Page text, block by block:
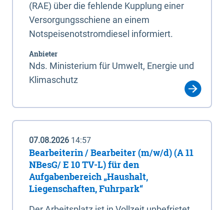
(RAE) über die fehlende Kupplung einer
Versorgungsschiene an einem
Notspeisenotstromdiesel informiert.
Anbieter
Nds. Ministerium für Umwelt, Energie und
Klimaschutz
07.08.2026 14:57
Bearbeiterin / Bearbeiter (m/w/d) (A 11
NBesG/ E 10 TV-L) für den
Aufgabenbereich „Haushalt,
Liegenschaften, Fuhrpark“